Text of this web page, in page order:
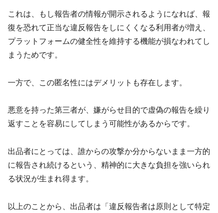
これは、もし報告者の情報が開示されるようになれば、報
復を恐れて正当な違反報告をしにくくなる利用者が増え、
プラットフォームの健全性を維持する機能が損なわれてし
まうためです。
一方で、この匿名性にはデメリットも存在します。
悪意を持った第三者が、嫌がらせ目的で虚偽の報告を繰り
返すことを容易にしてしまう可能性があるからです。
出品者にとっては、誰からの攻撃か分からないまま一方的
に報告され続けるという、精神的に大きな負担を強いられ
る状況が生まれ得ます。
以上のことから、出品者は「違反報告者は原則として特定